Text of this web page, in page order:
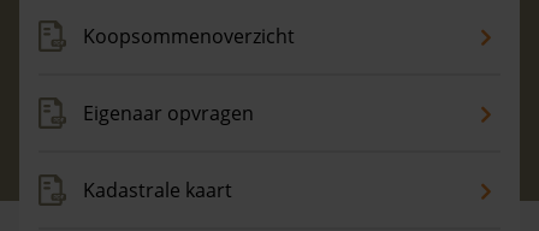
Koopsommenoverzicht
Eigenaar opvragen
Kadastrale kaart